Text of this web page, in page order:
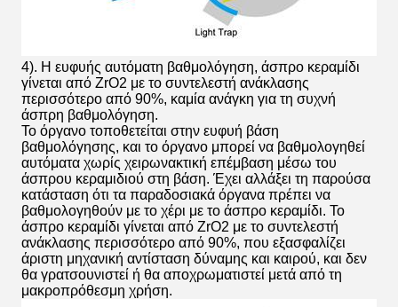
4). Η ευφυής αυτόματη βαθμολόγηση, άσπρο κεραμίδι
γίνεται από ZrO2 με το συντελεστή ανάκλασης
περισσότερο από 90%, καμία ανάγκη για τη συχνή
άσπρη βαθμολόγηση.
Το όργανο τοποθετείται στην ευφυή βάση
βαθμολόγησης, και το όργανο μπορεί να βαθμολογηθεί
αυτόματα χωρίς χειρωνακτική επέμβαση μέσω του
άσπρου κεραμιδιού στη βάση. Έχει αλλάξει τη παρούσα
κατάσταση ότι τα παραδοσιακά όργανα πρέπει να
βαθμολογηθούν με το χέρι με το άσπρο κεραμίδι. Το
άσπρο κεραμίδι γίνεται από ZrO2 με το συντελεστή
ανάκλασης περισσότερο από 90%, που εξασφαλίζει
άριστη μηχανική αντίσταση δύναμης και καιρού, και δεν
θα γρατσουνιστεί ή θα αποχρωματιστεί μετά από τη
μακροπρόθεσμη χρήση.